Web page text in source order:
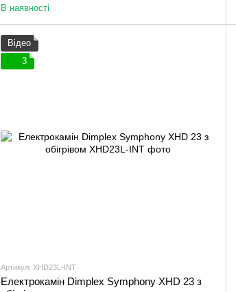
В наявності
Відео
3
Артикул: XHD23L-INT
Електрокамін Dimplex Symphony XHD 23 з